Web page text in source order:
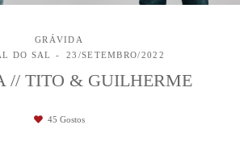
GRÁVIDA
DO SAL
23/SETEMBRO/2022
// TITO & GUILHERME
45 Gostos